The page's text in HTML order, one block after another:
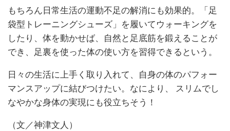
もちろん日常生活の運動不足の解消にも効果的。「足
袋型トレーニングシューズ」を履いてウォーキングを
したり、体を動かせば、自然と足底筋を鍛えることが
でき、足裏を使った体の使い方を習得できるという。
日々の生活に上手く取り入れて、自身の体のパフォー
マンスアップに結びつけたい。なにより、 スリムでし
なやかな身体の実現にも役立ちそう！
（文／神津文人）